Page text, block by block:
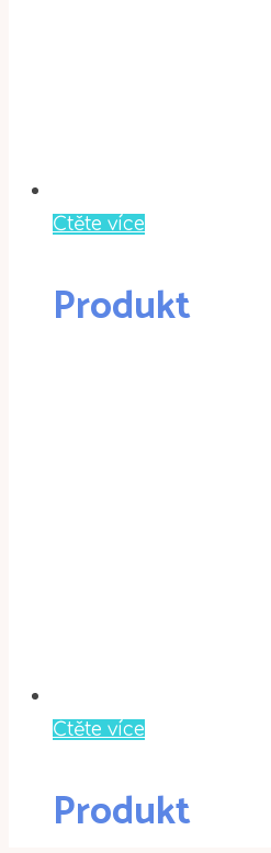
Čtěte více
Produkt
Čtěte více
Produkt